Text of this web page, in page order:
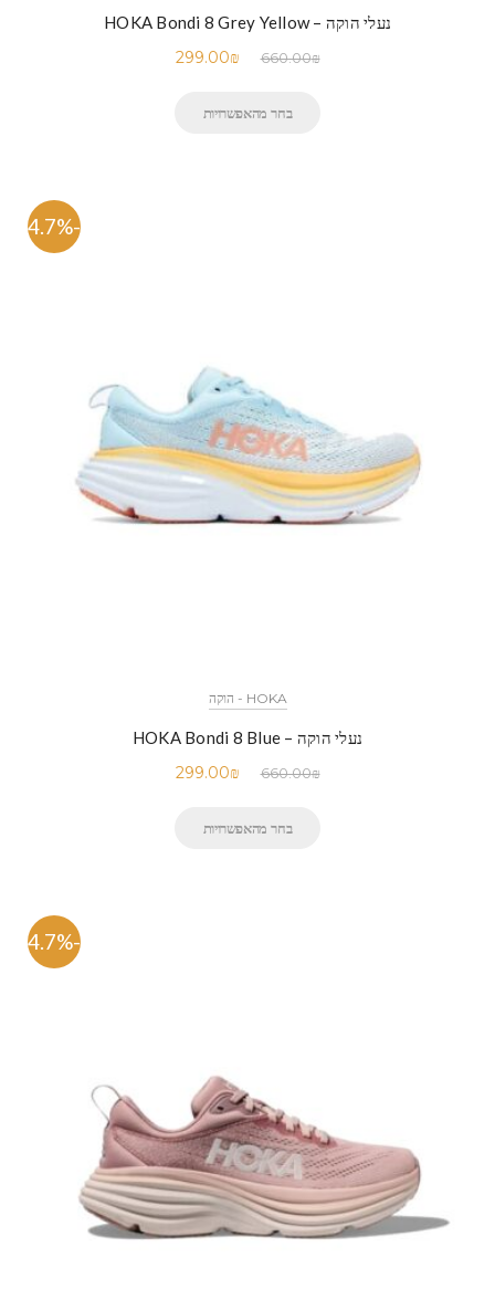
נעלי הוקה – HOKA Bondi 8 Grey Yellow
660.00₪
299.00₪
בחר מהאפשרויות
-54.7%
HOKA - הוקה
נעלי הוקה – HOKA Bondi 8 Blue
660.00₪
299.00₪
בחר מהאפשרויות
-54.7%